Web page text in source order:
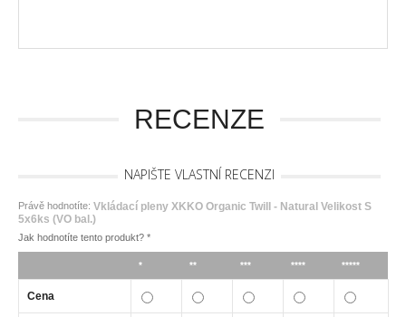
RECENZE
NAPIŠTE VLASTNÍ RECENZI
Právě hodnotíte: Vkládací pleny XKKO Organic Twill - Natural Velikost S
5x6ks (VO bal.)
Jak hodnotíte tento produkt? *
* ** *** **** *****
Cena